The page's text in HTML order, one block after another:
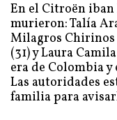
En el Citroën iban
murieron: Talía
Milagros Chirinos
(31) y Laura
era de Colombia
Las autoridades
familia para